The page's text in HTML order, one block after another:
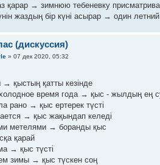
қарар → зимнюю тебеневку
жаздың бір күні асырар → один
(дискуссия)
» 07 дек 2020, 05:32
→ қыстың қатты кезінде
время года → қыс - жылдың ең
рано → қыс ертерек түсті
→ қыс жақындап келеді
метелями → боранды қыс
қарай
→ қыс түсті
зимы → қыс түскен соң